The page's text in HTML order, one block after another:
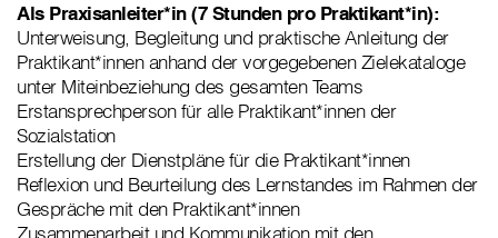
Als Praxisanleiter*in (7 Stunden pro Praktikant*in):
Unterweisung, Begleitung und praktische Anleitung der
Praktikant*innen anhand der vorgegebenen Zielekataloge
unter Miteinbeziehung des gesamten Teams
Erstansprechperson für alle Praktikant*innen der
Sozialstation
Erstellung der Dienstpläne für die Praktikant*innen
Reflexion und Beurteilung des Lernstandes im Rahmen der
Gespräche mit den Praktikant*innen